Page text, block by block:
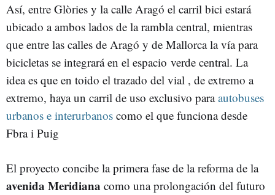
Así, entre Glòries y la calle Aragó el carril bici estará
ubicado a ambos lados de la rambla central, mientras
que entre las calles de Aragó y de Mallorca la vía para
bicicletas se integrará en el espacio verde central. La
idea es que en toido el trazado del vial , de extremo a
extremo, haya un carril de uso exclusivo paraautobuses
urbanos e interurbanos como el que funciona desde
Fbra i Puig
El proyecto concibe la primera fase de la reforma de la
avenida Meridiana como una prolongación del futuro